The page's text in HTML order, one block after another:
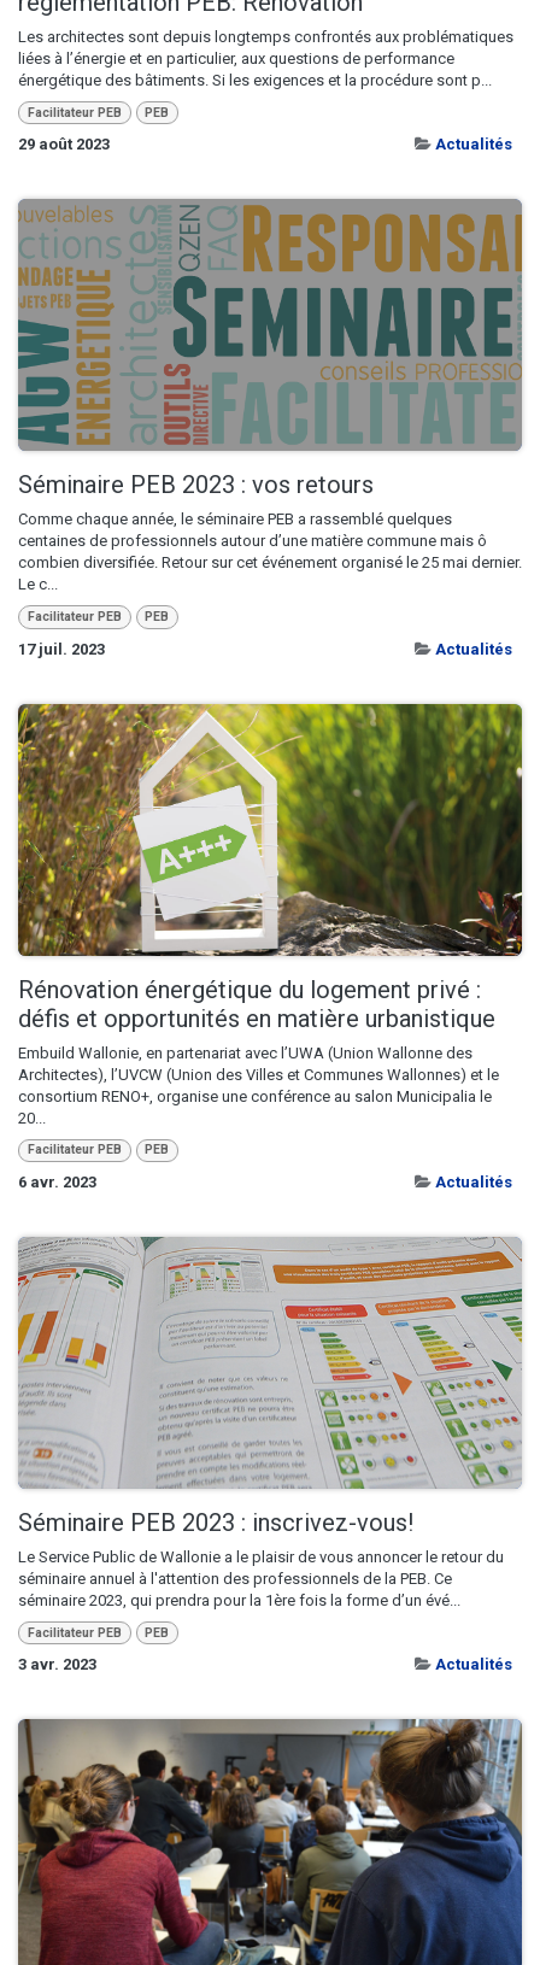
Les architectes sont depuis longtemps confrontés aux problématiques
liées à l’énergie et en particulier, aux questions de performance
énergétique des bâtiments. Si les exigences et la procédure sont p...
Facilitateur PEB PEB
29 août 2023 Actualités
Séminaire PEB 2023 : vos retours
Comme chaque année, le séminaire PEB a rassemblé quelques
centaines de professionnels autour d’une matière commune mais ô
combien diversifiée. Retour sur cet événement organisé le 25 mai dernier.
Le c...
Facilitateur PEB PEB
17 juil. 2023 Actualités
Rénovation énergétique du logement privé :
défis et opportunités en matière urbanistique
Embuild Wallonie, en partenariat avec l’UWA (Union Wallonne des
Architectes), l’UVCW (Union des Villes et Communes Wallonnes) et le
consortium RENO+, organise une conférence au salon Municipalia le
20...
Facilitateur PEB PEB
6 avr. 2023 Actualités
Séminaire PEB 2023 : inscrivez-vous!
Le Service Public de Wallonie a le plaisir de vous annoncer le retour du
séminaire annuel à l'attention des professionnels de la PEB. Ce
séminaire 2023, qui prendra pour la 1ère fois la forme d’un évé...
Facilitateur PEB PEB
3 avr. 2023 Actualités